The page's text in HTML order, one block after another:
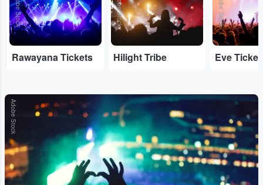
Adobe Stock
Rawayana Tickets
Adobe Stock
Hilight Tribe
Adobe Stock
Eve
Adobe Stock